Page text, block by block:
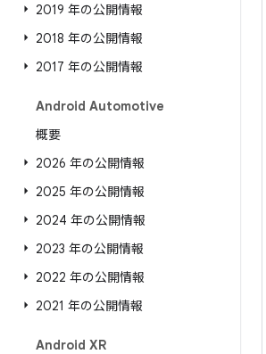
2019 年の公開情報
2018 年の公開情報
2017 年の公開情報
Android Automotive
概要
2026 年の公開情報
2025 年の公開情報
2024 年の公開情報
2023 年の公開情報
2022 年の公開情報
2021 年の公開情報
Android XR